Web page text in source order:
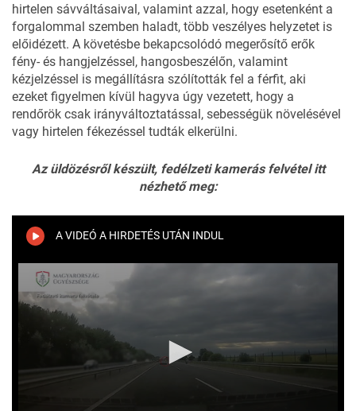
hirtelen sávváltásaival, valamint azzal, hogy esetenként a
forgalommal szemben haladt, több veszélyes helyzetet is
előidézett. A követésbe bekapcsolódó megerősítő erők
fény- és hangjelzéssel, hangosbeszélőn, valamint
kézjelzéssel is megállításra szólították fel a férfit, aki
ezeket figyelmen kívül hagyva úgy vezetett, hogy a
rendőrök csak irányváltoztatással, sebességük növelésével
vagy hirtelen fékezéssel tudták elkerülni.
Az üldözésről készült, fedélzeti kamerás felvétel itt
nézhető meg:
A VIDEÓ A HIRDETÉS UTÁN INDUL